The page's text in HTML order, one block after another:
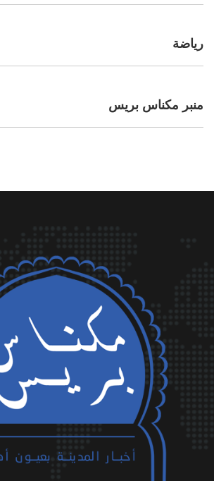
رياضة
منبر مكناس بريس